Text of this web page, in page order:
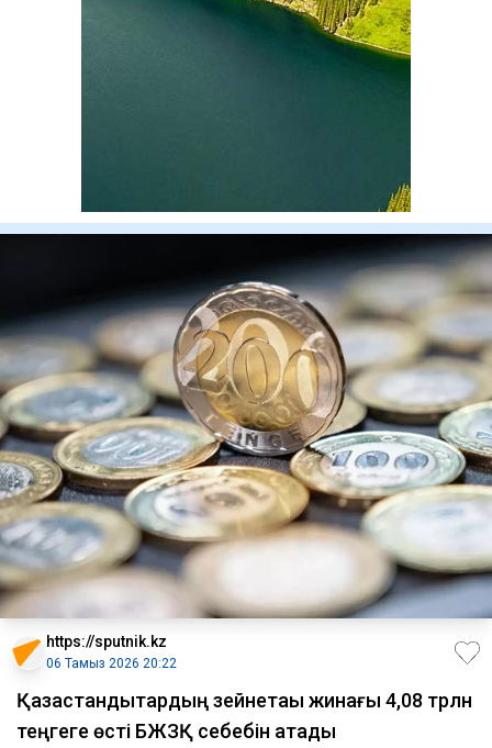
https://sputnik.kz
06 Тамыз 2026 20:22
Қазақстандықтардың зейнетақы жинағы 4,08 трлн
теңгеге өсті БЖЗҚ себебін атады